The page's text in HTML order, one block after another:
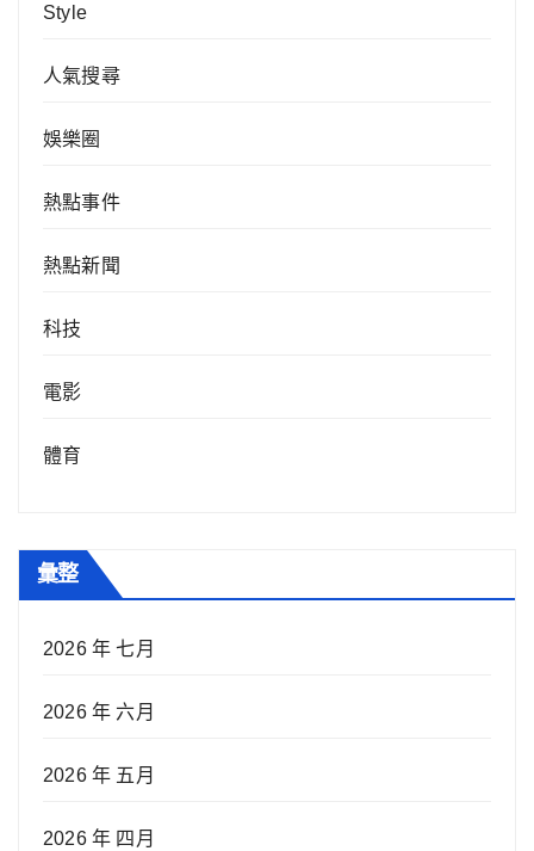
Style
人氣搜尋
娛樂圈
熱點事件
熱點新聞
科技
電影
體育
彙整
2026 年 七月
2026 年 六月
2026 年 五月
2026 年 四月